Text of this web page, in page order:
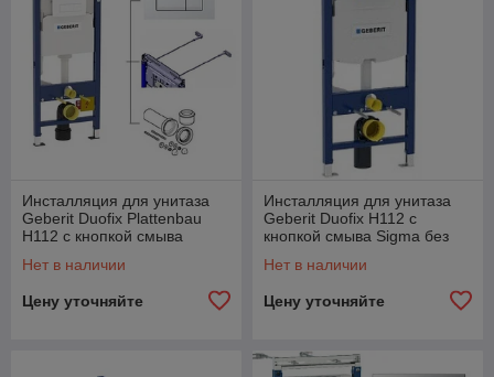
Инсталляция для унитаза
Geberit Duofix Plattenbau
H112 с кнопкой смыва
Нет в наличии
Цену уточняйте
Инсталляция для унитаза
Geberit Duofix H112 с
кнопкой смыва Sigma без
Нет в наличии
Цену уточняйте